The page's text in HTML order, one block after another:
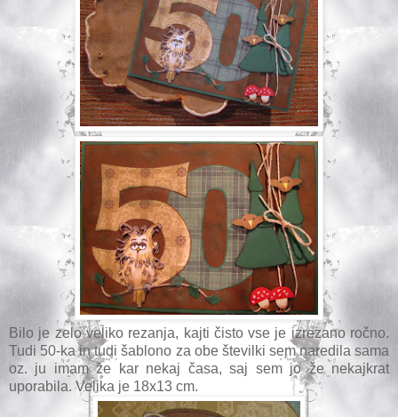
Bilo je zelo veliko rezanja, kajti čisto vse je izrezano ročno.
Tudi 50-ka in tudi šablono za obe številki sem naredila sama
oz. ju imam že kar nekaj časa, saj sem jo že nekajkrat
uporabila. Velika je 18x13 cm.